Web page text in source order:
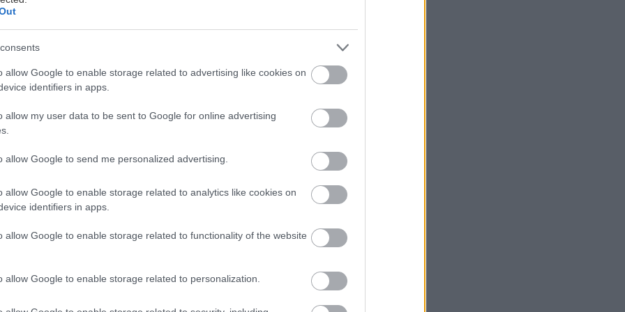
allow Google to enable storage related to advertising like cookies on
identifiers in apps.
allow my user data to be sent to Google for online advertising
allow Google to send me personalized advertising.
allow Google to enable storage related to analytics like cookies on
identifiers in apps.
allow Google to enable storage related to functionality of the website
allow Google to enable storage related to personalization.
μετράει ήδη μια σειρά επιτυχημένων live εμφανίσεων στις
τα άπαντα και έτσι υπόσχεται να συνεχίσει και τώρα.
14 δίσκους του, στις συνεργασίες με τους φίλους- παρόντες και
αγαπημένα αλλά και σε "παραπονεμένα".
12/02 ανταμώνουμε ξανά στην ανοιχτή Κεντρική Σκηνή του
και συνεχίζουμε απο εκεί που σταματήσαμε.
τους: Θύμιο Παπαδόπουλο στα πνευστά, τον Παρασκευά
λύρα και το μαντολίνο, τον Γιάννη Μπελώνη στο πιάνο,
ήχο και το Μανώλη Μπράτση στα φώτα.